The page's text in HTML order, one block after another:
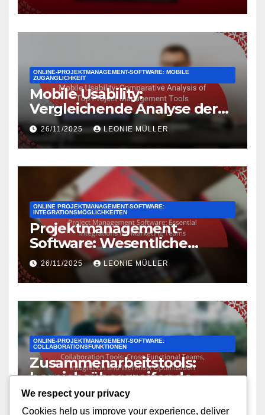
ONLINE-PROJEKTMANAGEMENT-SOFTWARE: MOBILE
ZUGÄNGLICHKEIT
Mobile Usability:
Vergleichende Analyse der
besten Projektmanagement-
Tools
26/11/2025 LEONIE MÜLLER
ONLINE PROJEKTMANAGEMENT-SOFTWARE:
INTEGRATIONSMÖGLICHKEITEN
Projektmanagement-
Software: Wesentliche
Integrationen für Marketing-
Teams
26/11/2025 LEONIE MÜLLER
ONLINE-PROJEKTMANAGEMENT-SOFTWARE:
COLLABORATIONSFUNKTIONEN
Zusammenarbeitstools:
bereichsübergreifende
Teams, Integration und
Workflow-Optimierung
26/11/2025 LEONIE MÜLLER
We respect your privacy
Cookies help us improve your experience, deliver